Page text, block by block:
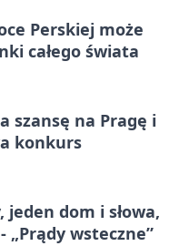
Perskiej może
całego świata
szansę na Pragę i
konkurs
jeden dom i słowa,
„Prądy wsteczne”